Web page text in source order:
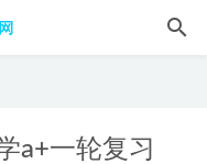
a+一轮复习